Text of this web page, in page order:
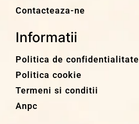
Contacteaza-ne
Informatii
Politica de confidentialitate
Politica cookie
Termeni si conditii
Anpc